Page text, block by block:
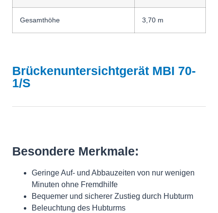
Gesamthöhe 3,70 m
Brückenuntersichtgerät MBI 70-
1/S
Besondere Merkmale:
Geringe Auf- und Abbauzeiten von nur wenigen
Minuten ohne Fremdhilfe
Bequemer und sicherer Zustieg durch Hubturm
Beleuchtung des Hubturms